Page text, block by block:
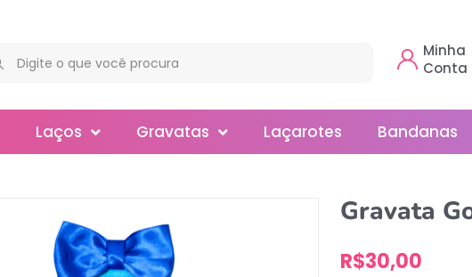
Minha
Conta
Laços
Médios
Mega
Gravatas
Normal
Laçarotes Bandanas
Gravata
R$30,00